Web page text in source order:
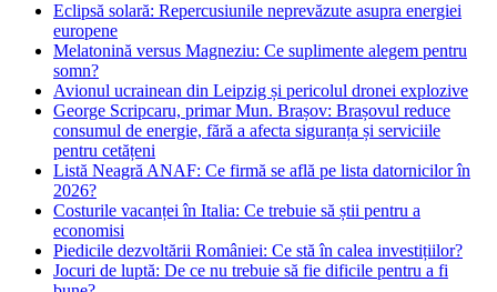
Eclipsă solară: Repercusiunile neprevăzute asupra energiei
europene
Melatonină versus Magneziu: Ce suplimente alegem pentru
somn?
Avionul ucrainean din Leipzig și pericolul dronei explozive
George Scripcaru, primar Mun. Brașov: Brașovul reduce
consumul de energie, fără a afecta siguranța și serviciile
pentru cetățeni
Listă Neagră ANAF: Ce firmă se află pe lista datornicilor în
2026?
Costurile vacanței în Italia: Ce trebuie să știi pentru a
economisi
Piedicile dezvoltării României: Ce stă în calea investițiilor?
Jocuri de luptă: De ce nu trebuie să fie dificile pentru a fi